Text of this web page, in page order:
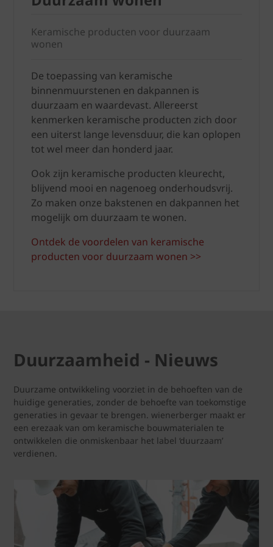
Keramische producten voor duurzaam
wonen
De toepassing van keramische
binnenmuurstenen en dakpannen is
duurzaam en waardevast. Allereerst
kenmerken keramische producten zich door
een uiterst lange levensduur, die kan oplopen
tot wel meer dan honderd jaar.
Ook zijn keramische producten kleurecht,
blijvend mooi en nagenoeg onderhoudsvrij.
Zo maken onze bakstenen en dakpannen het
mogelijk om duurzaam te wonen.
Ontdek de voordelen van keramische
producten voor duurzaam wonen >>
Duurzaamheid - Nieuws
Duurzame ontwikkeling voorziet in de behoeften van de
huidige generaties, zonder de behoefte van toekomstige
generaties in gevaar te brengen. wienerberger maakt er
een erezaak van om keramische bouwmaterialen te
ontwikkelen die onmiskenbaar het label ‘duurzaam’
verdienen.